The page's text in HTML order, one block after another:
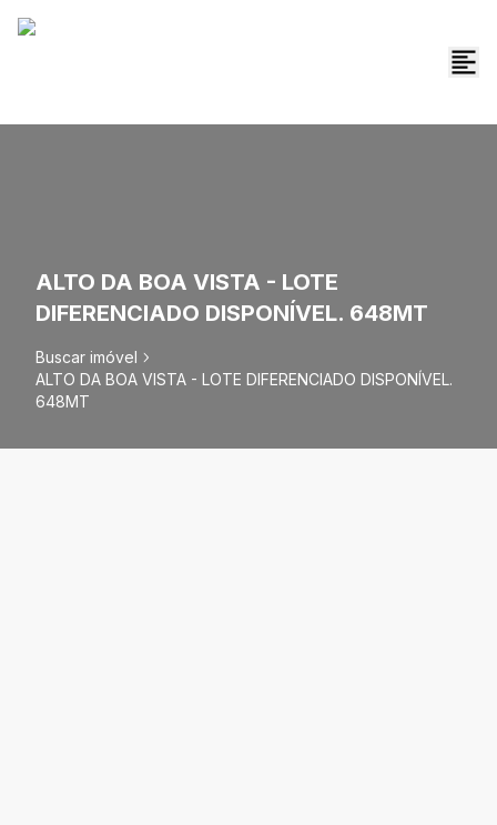
ALTO DA BOA VISTA - LOTE
DIFERENCIADO DISPONÍVEL. 648MT
Buscar imóvel
ALTO DA BOA VISTA - LOTE DIFERENCIADO DISPONÍVEL.
648MT